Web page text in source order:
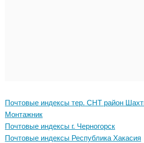
Почтовые индексы тер. СНТ район
Монтажник
Почтовые индексы г. Черногорск
Почтовые индексы Республика Хакасия